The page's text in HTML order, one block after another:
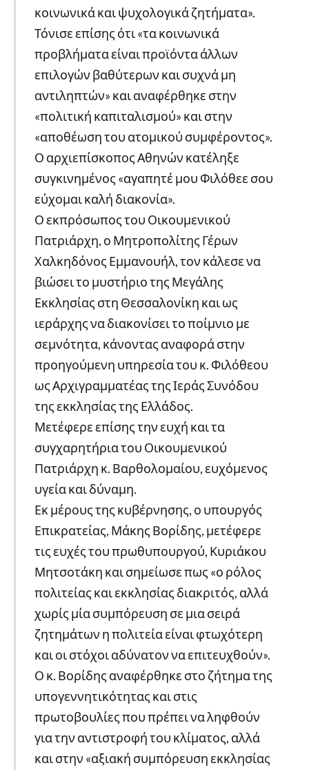
κοινωνικά και ψυχολογικά ζητήματα».
Τόνισε επίσης ότι «τα κοινωνικά
προβλήματα είναι προϊόντα άλλων
επιλογών βαθύτερων και συχνά μη
αντιληπτών» και αναφέρθηκε στην
«πολιτική καπιταλισμού» και στην
«αποθέωση του ατομικού συμφέροντος».
Ο αρχιεπίσκοπος Αθηνών κατέληξε
συγκινημένος «αγαπητέ μου Φιλόθεε σου
εύχομαι καλή διακονία».
Ο εκπρόσωπος του Οικουμενικού
Πατριάρχη, ο Μητροπολίτης Γέρων
Χαλκηδόνος Εμμανουήλ, τον κάλεσε να
βιώσει το μυστήριο της Μεγάλης
Εκκλησίας στη Θεσσαλονίκη και ως
ιεράρχης να διακονίσει το ποίμνιο με
σεμνότητα, κάνοντας αναφορά στην
προηγούμενη υπηρεσία του κ. Φιλόθεου
ως Αρχιγραμματέας της Ιεράς Συνόδου
της εκκλησίας της Ελλάδος.
Μετέφερε επίσης την ευχή και τα
συγχαρητήρια του Οικουμενικού
Πατριάρχη κ. Βαρθολομαίου, ευχόμενος
υγεία και δύναμη.
Εκ μέρους της κυβέρνησης, ο υπουργός
Επικρατείας, Μάκης Βορίδης, μετέφερε
τις ευχές του πρωθυπουργού, Κυριάκου
Μητσοτάκη και σημείωσε πως «ο ρόλος
πολιτείας και εκκλησίας διακριτός, αλλά
χωρίς μία συμπόρευση σε μια σειρά
ζητημάτων η πολιτεία είναι φτωχότερη
και οι στόχοι αδύνατον να επιτευχθούν».
Ο κ. Βορίδης αναφέρθηκε στο ζήτημα της
υπογεννητικότητας και στις
πρωτοβουλίες που πρέπει να ληφθούν
για την αντιστροφή του κλίματος, αλλά
και στην «αξιακή συμπόρευση εκκλησίας